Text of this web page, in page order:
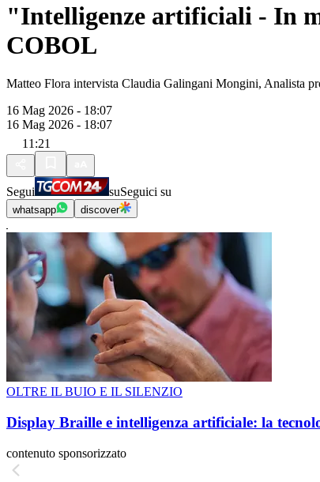
"Intelligenze artificiali - In
COBOL
Matteo Flora intervista Claudia Galingani Mongini, Analista
16 Mag 2026 - 18:07
16 Mag 2026 - 18:07
11:21
Segui suSeguici su
whatsapp discover
OLTRE IL BUIO E IL SILENZIO
Display Braille e intelligenza artificiale: la
contenuto sponsorizzato